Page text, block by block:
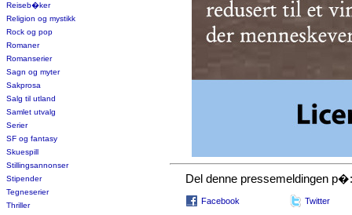
Reiseb�ker
Religion og mystikk
Rock og pop
Romaner
Romanserier
Sagn og myter
Sakprosa
Salg til utland
Samlet utvalg
Serier
SF og fantasy
Skuespill
Stillingsannonser
Stipender
Tegneserier
Thriller
Del denne pressemeldingen p�:
Facebook Twitter